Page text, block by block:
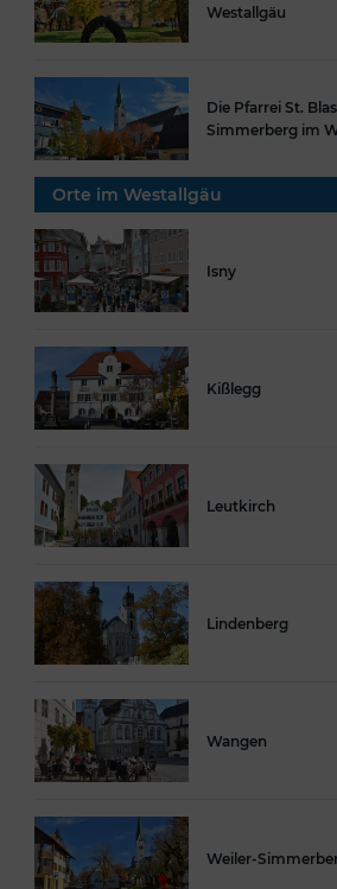
Westallgäu
Die Pfarrei St.
Simmerberg im
Orte im Westallgäu
Isny
Kißlegg
Leutkirch
Lindenberg
Wangen
Weiler-